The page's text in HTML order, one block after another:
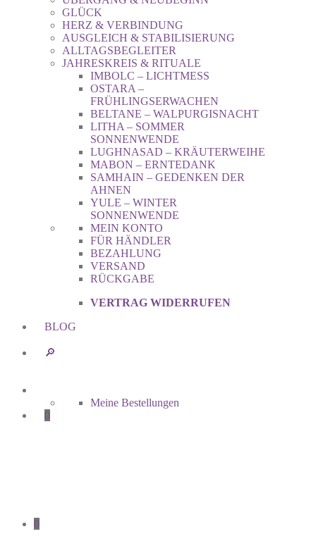
GLÜCK
HERZ & VERBINDUNG
AUSGLEICH & STABILISIERUNG
ALLTAGSBEGLEITER
JAHRESKREIS & RITUALE
IMBOLC – LICHTMESS
OSTARA –
FRÜHLINGSERWACHEN
BELTANE – WALPURGISNACHT
LITHA – SOMMER
SONNENWENDE
LUGHNASAD – KRÄUTERWEIHE
MABON – ERNTEDANK
SAMHAIN – GEDENKEN DER
AHNEN
YULE – WINTER
SONNENWENDE
MEIN KONTO
FÜR HÄNDLER
BEZAHLUNG
VERSAND
RÜCKGABE
VERTRAG WIDERRUFEN
BLOG
🔎︎
Meine Bestellungen
0
0